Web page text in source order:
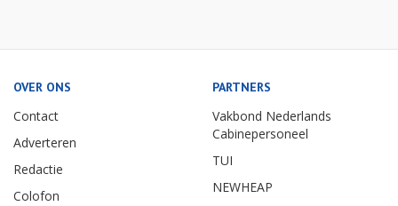
OVER ONS
Contact
Adverteren
Redactie
Colofon
PARTNERS
Vakbond Nederlands
Cabinepersoneel
TUI
NEWHEAP